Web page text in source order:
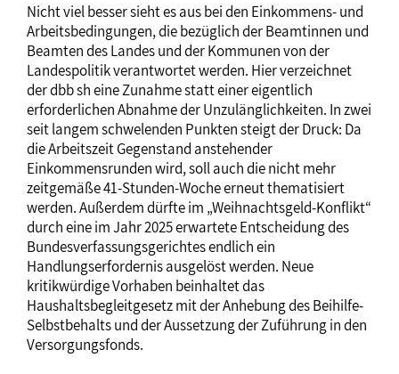
Nicht viel besser sieht es aus bei den Einkommens- und
Arbeitsbedingungen, die bezüglich der Beamtinnen und
Beamten des Landes und der Kommunen von der
Landespolitik verantwortet werden. Hier verzeichnet
der dbb sh eine Zunahme statt einer eigentlich
erforderlichen Abnahme der Unzulänglichkeiten. In zwei
seit langem schwelenden Punkten steigt der Druck: Da
die Arbeitszeit Gegenstand anstehender
Einkommensrunden wird, soll auch die nicht mehr
zeitgemäße 41-Stunden-Woche erneut thematisiert
werden. Außerdem dürfte im „Weihnachtsgeld-Konflikt“
durch eine im Jahr 2025 erwartete Entscheidung des
Bundesverfassungsgerichtes endlich ein
Handlungserfordernis ausgelöst werden. Neue
kritikwürdige Vorhaben beinhaltet das
Haushaltsbegleitgesetz mit der Anhebung des Beihilfe-
Selbstbehalts und der Aussetzung der Zuführung in den
Versorgungsfonds.